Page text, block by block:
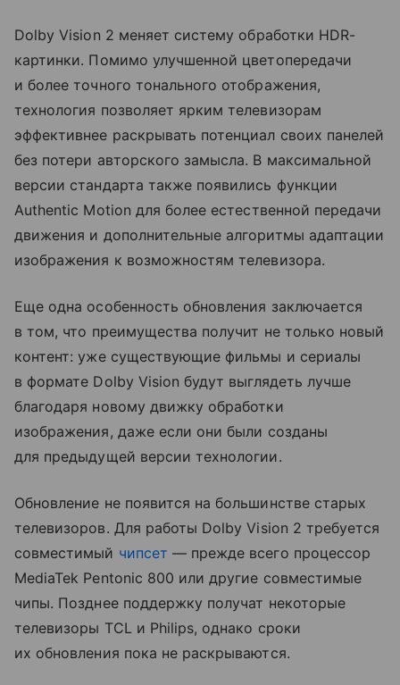
Dolby Vision 2 меняет систему обработки HDR-
картинки. Помимо улучшенной цветопередачи
и более точного тонального отображения,
технология позволяет ярким телевизорам
эффективнее раскрывать потенциал своих панелей
без потери авторского замысла. В максимальной
версии стандарта также появились функции
Authentic Motion для более естественной передачи
движения и дополнительные алгоритмы адаптации
изображения к возможностям телевизора.
Еще одна особенность обновления заключается
в том, что преимущества получит не только новый
контент: уже существующие фильмы и сериалы
в формате Dolby Vision будут выглядеть лучше
благодаря новому движку обработки
изображения, даже если они были созданы
для предыдущей версии технологии.
Обновление не появится на большинстве старых
телевизоров. Для работы Dolby Vision 2 требуется
совместимый чипсет — прежде всего процессор
MediaTek Pentonic 800 или другие совместимые
чипы. Позднее поддержку получат некоторые
телевизоры TCL и Philips, однако сроки
их обновления пока не раскрываются.